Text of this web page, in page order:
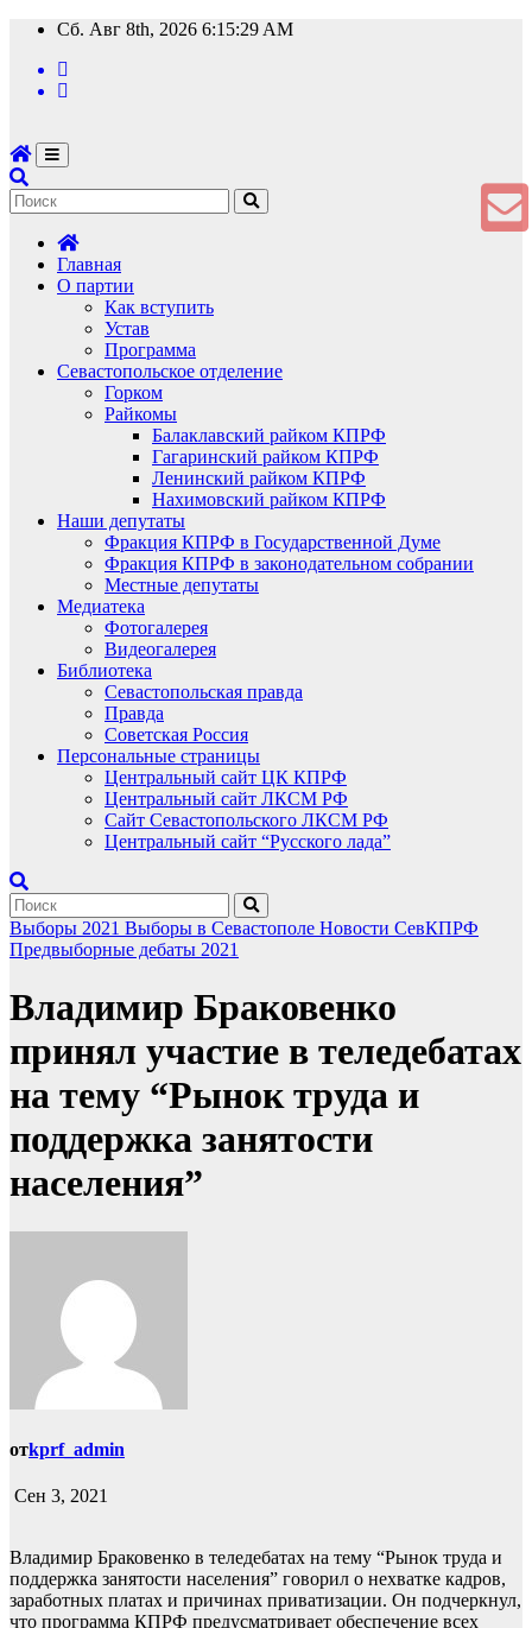
Перейти
содержимому
Сб. Авг 8th, 2026 6:15:29 AM
Главная
О партии
Как вступить
Устав
Программа
Севастопольское отделение
Горком
Райкомы
Балаклавский райком КПРФ
Гагаринский райком КПРФ
Ленинский райком КПРФ
Нахимовский райком КПРФ
Наши депутаты
Фракция КПРФ в Государственной Думе
Фракция КПРФ в законодательном собрании
Местные депутаты
Медиатека
Фотогалерея
Видеогалерея
Библиотека
Севастопольская правда
Правда
Советская Россия
Персональные страницы
Центральный сайт ЦК КПРФ
Центральный сайт ЛКСМ РФ
Сайт Севастопольского ЛКСМ РФ
Центральный сайт “Русского лада”
Выборы 2021 Выборы в Севастополе Новости СевКПРФ
Предвыборные дебаты 2021
Владимир Браковенко
принял участие в теледебатах
на тему “Рынок труда и
поддержка занятости
населения”
отkprf_admin
Сен 3, 2021
Владимир Браковенко в теледебатах на тему “Рынок труда и
поддержка занятости населения” говорил о нехватке кадров,
заработных платах и причинах приватизации. Он подчеркнул,
что программа КПРФ предусматривает обеспечение всех